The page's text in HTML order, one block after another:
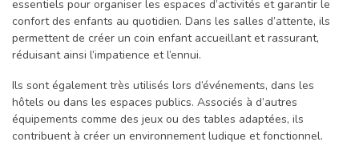
essentiels pour organiser les espaces d’activités et garantir le
confort des enfants au quotidien. Dans les salles d’attente, ils
permettent de créer un coin enfant accueillant et rassurant,
réduisant ainsi l’impatience et l’ennui.
Ils sont également très utilisés lors d’événements, dans les
hôtels ou dans les espaces publics. Associés à d’autres
équipements comme des jeux ou des tables adaptées, ils
contribuent à créer un environnement ludique et fonctionnel.